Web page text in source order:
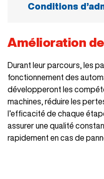
Conditions
Pour être
à l’un des critères
Vous avez
plein pendant au
consécutives ou
Vous avez
moins deux
Amélioration
Durant leur parcours, les
fonctionnement des
développeront les
machines, réduire les
l’efficacité de chaque
assurer une qualité
rapidement en cas de